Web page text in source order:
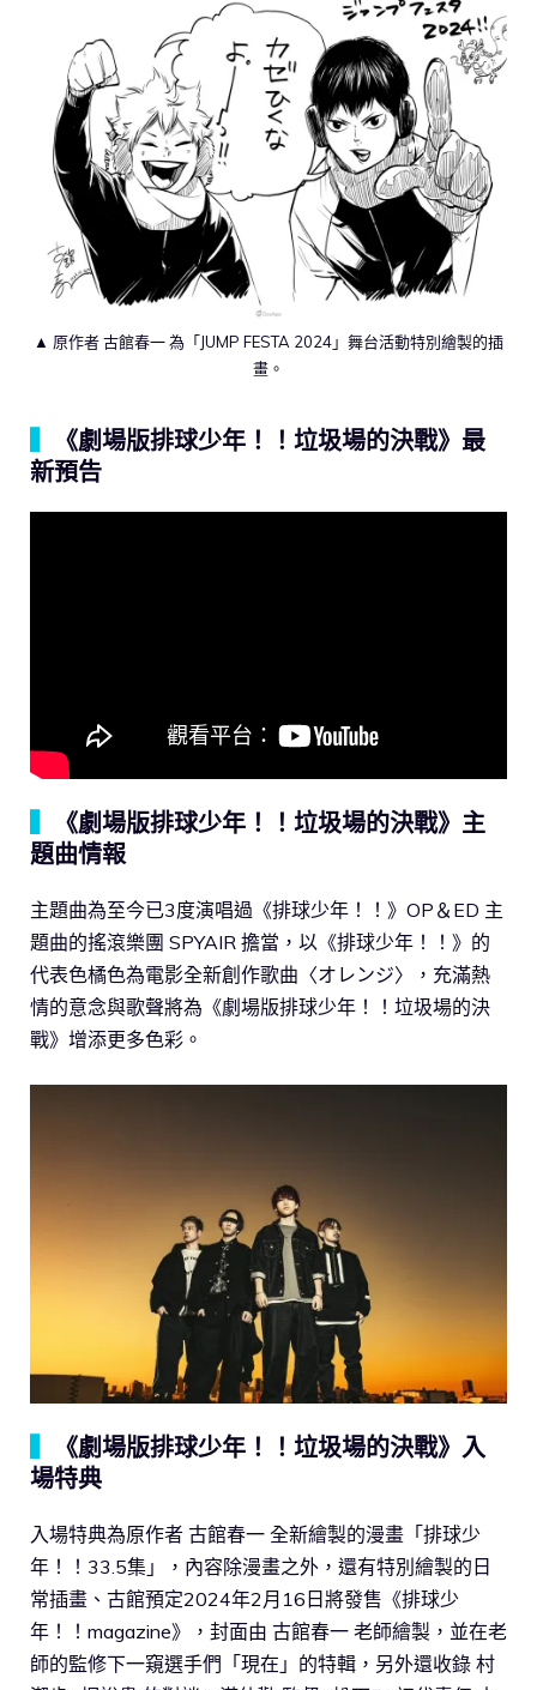
▲ 原作者 古館春一 為「JUMP FESTA 2024」舞台活動特別繪製的插
畫。
《劇場版排球少年！！垃圾場的決戰》最
新預告
《劇場版排球少年！！垃圾場的決戰》主
題曲情報
主題曲為至今已3度演唱過《排球少年！！》OP＆ED 主
題曲的搖滾樂團 SPYAIR 擔當，以《排球少年！！》的
代表色橘色為電影全新創作歌曲〈オレンジ〉，充滿熱
情的意念與歌聲將為《劇場版排球少年！！垃圾場的決
戰》增添更多色彩。
《劇場版排球少年！！垃圾場的決戰》入
場特典
入場特典為原作者 古館春一 全新繪製的漫畫「排球少
年！！33.5集」，內容除漫畫之外，還有特別繪製的日
常插畫、古館預定2024年2月16日將發售《排球少
年！！magazine》，封面由 古館春一 老師繪製，並在老
師的監修下一窺選手們「現在」的特輯，另外還收錄 村